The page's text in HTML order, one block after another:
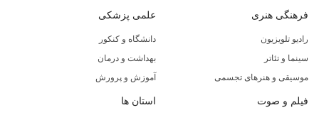
فرهنگی هنری
رادیو تلویزیون
سینما و تئاتر
موسیقی و هنرهای تجسمی
علمی پزشکی
دانشگاه و کنکور
بهداشت و درمان
آموزش و پرورش
فیلم و صوت استان ها